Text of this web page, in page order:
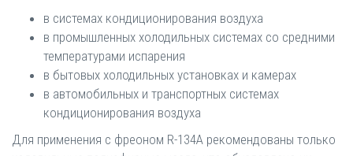
в системах кондиционирования воздуха
в промышленных холодильных системах со средними
температурами испарения
в бытовых холодильных установках и камерах
в автомобильных и транспортных системах
кондиционирования воздуха
Для применения с фреоном R-134A рекомендованы только